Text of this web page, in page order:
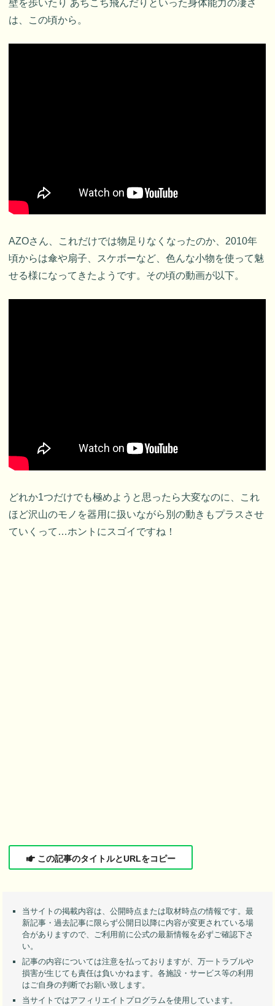
壁を歩いたり あちこち飛んだりといった身体能力の凄さ
は、この頃から。
AZOさん、これだけでは物足りなくなったのか、2010年
頃からは傘や扇子、スケボーなど、色んな小物を使って魅
せる様になってきたようです。その頃の動画が以下。
どれか1つだけでも極めようと思ったら大変なのに、これ
ほど沢山のモノを器用に扱いながら別の動きもプラスさせ
ていくって…ホントにスゴイですね！
この記事のタイトルとURLをコピー
当サイトの掲載内容は、公開時点または取材時点の情報です。最
新記事・過去記事に限らず公開日以降に内容が変更されている場
合がありますので、ご利用前に公式の最新情報を必ずご確認下さ
い。
記事の内容については注意を払っておりますが、万一トラブルや
損害が生じても責任は負いかねます。各施設・サービス等の利用
はご自身の判断でお願い致します。
当サイトではアフィリエイトプログラムを使用しています。